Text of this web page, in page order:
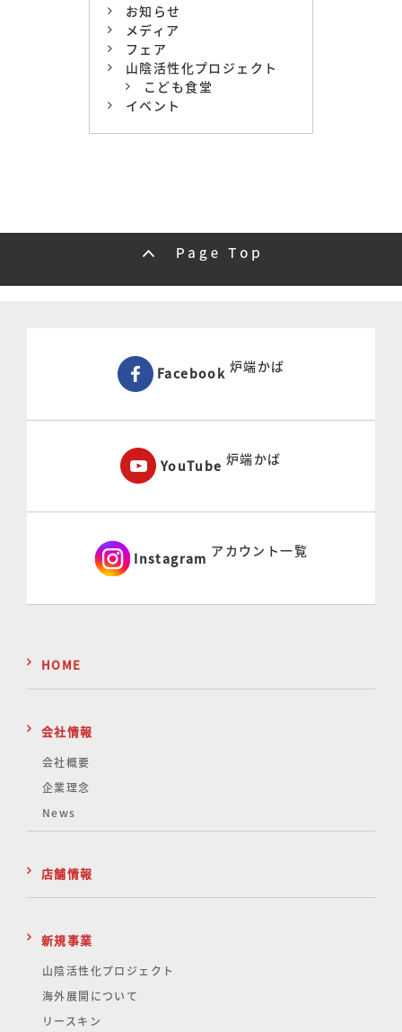
お知らせ
メディア
フェア
山陰活性化プロジェクト
こども食堂
イベント
Facebook 炉端かば
YouTube 炉端かば
Instagram アカウント一覧
HOME
会社情報
会社概要
企業理念
News
店舗情報
新規事業
山陰活性化プロジェクト
海外展開について
リースキン